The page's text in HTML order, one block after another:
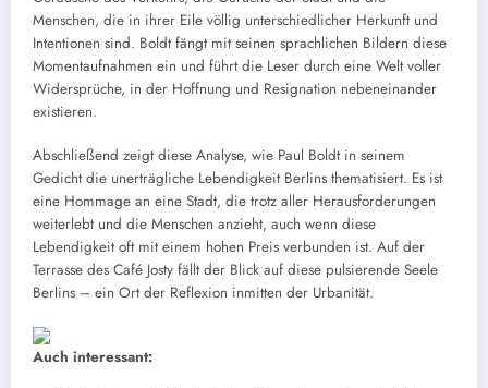
Menschen, die in ihrer Eile völlig unterschiedlicher Herkunft und
Intentionen sind. Boldt fängt mit seinen sprachlichen Bildern diese
Momentaufnahmen ein und führt die Leser durch eine Welt voller
Widersprüche, in der Hoffnung und Resignation nebeneinander
existieren.
Abschließend zeigt diese Analyse, wie Paul Boldt in seinem
Gedicht die unerträgliche Lebendigkeit Berlins thematisiert. Es ist
eine Hommage an eine Stadt, die trotz aller Herausforderungen
weiterlebt und die Menschen anzieht, auch wenn diese
Lebendigkeit oft mit einem hohen Preis verbunden ist. Auf der
Terrasse des Café Josty fällt der Blick auf diese pulsierende Seele
Berlins – ein Ort der Reflexion inmitten der Urbanität.
Auch interessant: